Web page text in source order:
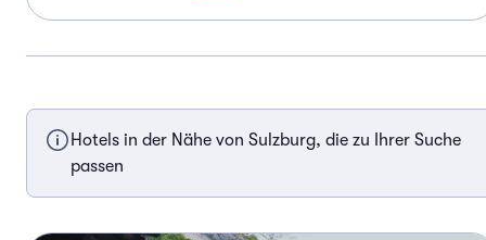
Hotels in der Nähe von Sulzburg, die zu Ihrer Suche
passen